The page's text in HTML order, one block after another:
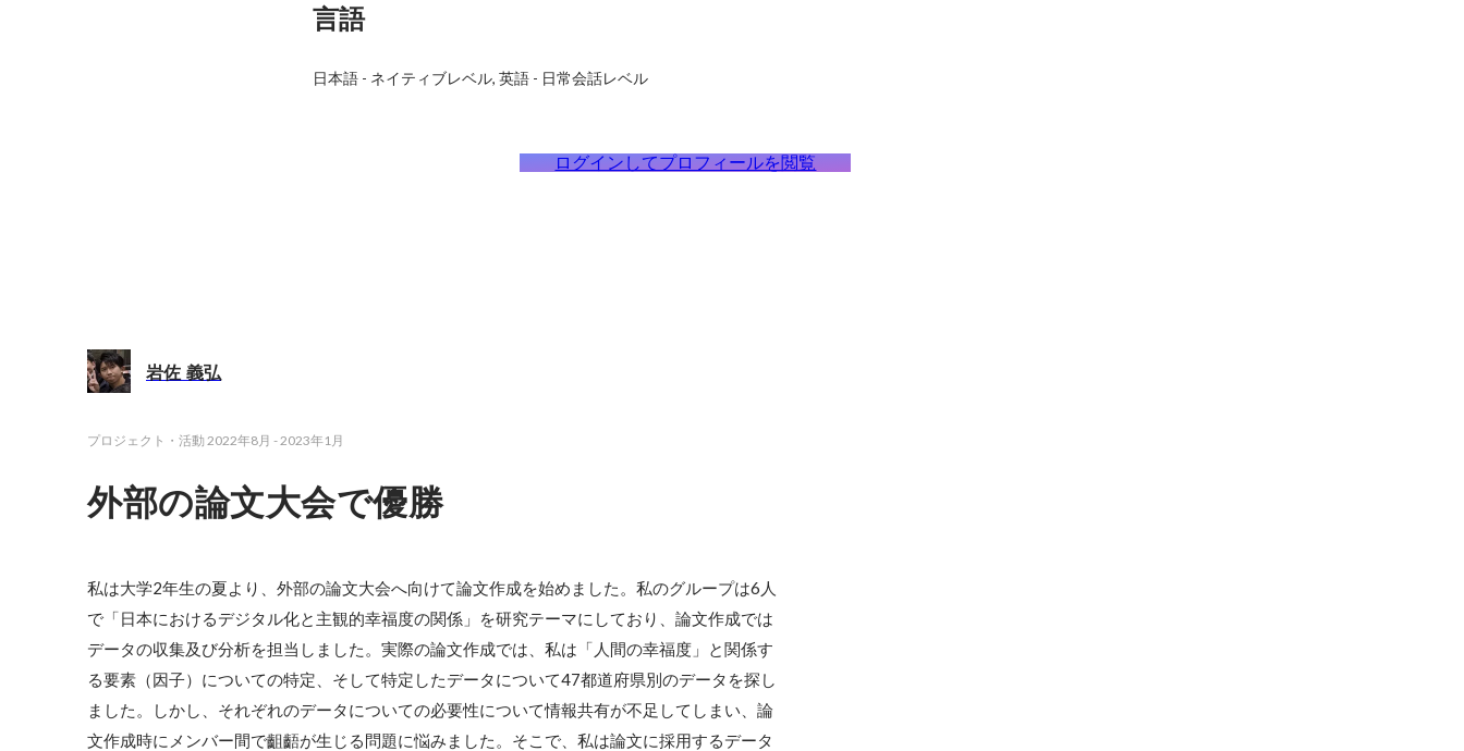
言語
日本語- ネイティブレベル 英語- 日常会話レベル
ログインしてプロフィールを閲覧
岩佐 義弘
プロジェクト・活動 2022年8月 -2023年1月
外部の論文大会で優勝
私は大学2年生の夏より、外部の論文大会へ向けて論文作成を始めました。私のグループは6人
で「日本におけるデジタル化と主観的幸福度の関係」を研究テーマにしており、論文作成では
データの収集及び分析を担当しました。実際の論文作成では、私は「人間の幸福度」と関係す
る要素（因子）についての特定、そして特定したデータについて47都道府県別のデータを探し
ました。しかし、それぞれのデータについての必要性について情報共有が不足してしまい、論
文作成時にメンバー間で齟齬が生じる問題に悩みました。そこで、私は論文に採用するデータ